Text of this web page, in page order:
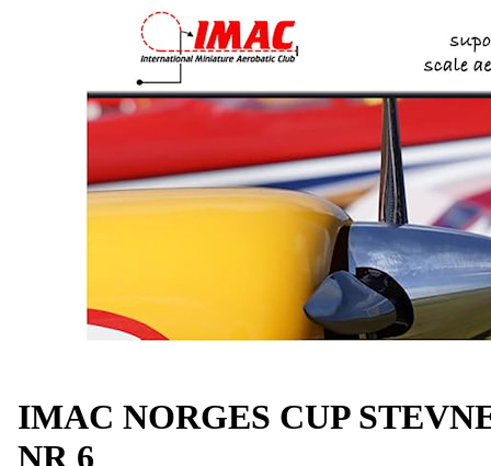
IMAC NORGES CUP
NR 6